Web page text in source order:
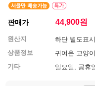
판매가 44,900원
원산지
하단 별도표시
상품정보
귀여운 고양
기타
일요일, 공휴